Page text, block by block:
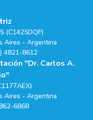
(C1425DQF)
Aires - Argentina
4821-8612
"Dr. Carlos A.
Aires - Argentina
6868